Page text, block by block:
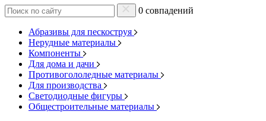
0 совпадений
Абразивы для пескоструя
Нерудные материалы
Компоненты
Для дома и дачи
Противогололедные материалы
Для производства
Светодиодные фигуры
Общестроительные материалы